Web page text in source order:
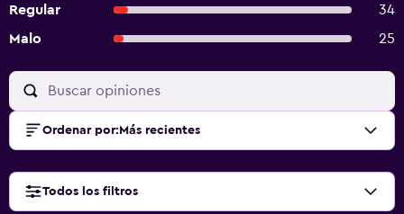
Regular
34
Malo
25
Ordenar por: Más recientes
Todos los filtros